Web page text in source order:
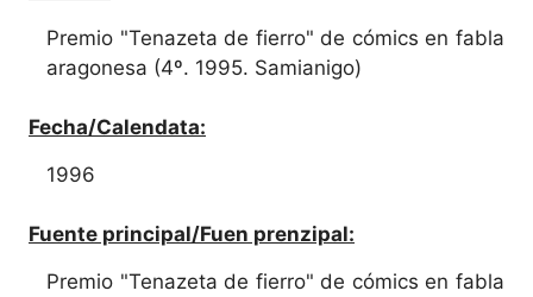
Premio "Tenazeta de fierro" de cómics en fabla
aragonesa (4º. 1995. Samianigo)
Fecha/Calendata:
1996
Fuente principal/Fuen prenzipal:
Premio "Tenazeta de fierro" de cómics en fabla